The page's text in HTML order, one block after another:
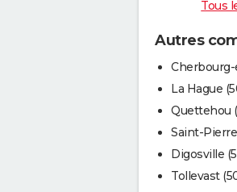
Tous
Autres
La Hague
Quettehou
Saint-
Digosville
Tollevast